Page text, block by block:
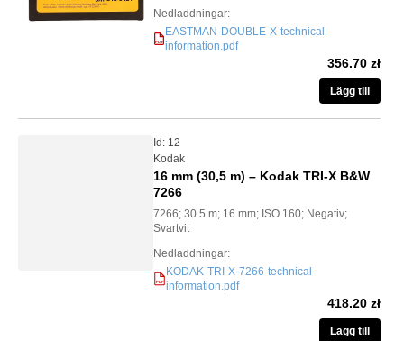
Nedladdningar:
PDF
EASTMAN-DOUBLE-X-technical-
information.pdf
356.70 zł
Lägg till
Id: 12
Kodak
16 mm (30,5 m) – Kodak TRI-X B&W
7266
7266; 30.5 m; 16 mm; ISO 160; Negativ;
Svartvit
Nedladdningar:
PDF
KODAK-TRI-X-7266-technical-
information.pdf
418.20 zł
Lägg till